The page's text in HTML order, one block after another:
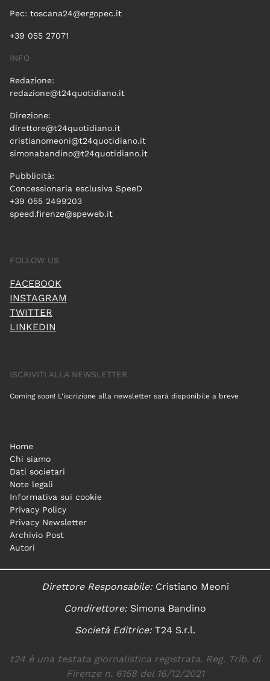
Pec: toscana24@ergopec.it
+39 055 27071
INFO
Redazione:
redazione@t24quotidiano.it
Direzione:
direttore@t24quotidiano.it
cristianomeoni@t24quotidiano.it
simonabandino@t24quotidiano.it
Pubblicità:
Concessionaria esclusiva SpeeD
+39 055 2499203
speed.firenze@speweb.it
FOLLOW US
FACEBOOK
INSTAGRAM
TWITTER
LINKEDIN
ISCRIVITI ALLA NEWSLETTER
Coming soon! L'iscrizione alla newsletter sarà disponibile a breve
Home
Chi siamo
Dati societari
Note legali
Informativa sui cookie
Privacy Policy
Privacy Newsletter
Archivio Post
Autori
Direttore Responsabile:Cristiano Meoni
Condirettore:Simona Bandino
Società Editrice:T24 S.r.l.
t24 è una testata giornalistica registrata. Reg. Trib. di
Firenze n. 6158 del 16/12/2021